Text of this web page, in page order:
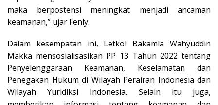
maka berpostensi meningkat menjadi ancaman
keamanan,” ujar Fenly.
Dalam kesempatan ini, Letkol Bakamla Wahyuddin
Makka mensosialisasikan PP 13 Tahun 2022 tentang
Penyelenggaraan Keamanan, Keselamatan dan
Penegakan Hukum di Wilayah Perairan Indonesia dan
Wilayah Yuridiksi Indonesia. Selain itu juga,